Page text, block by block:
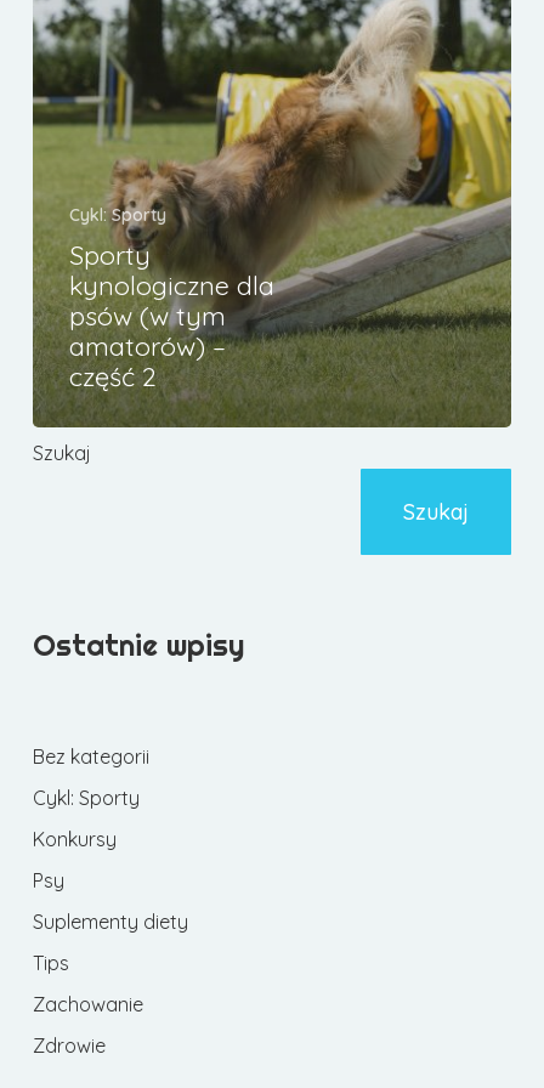
Brak produktów w koszyku.
Go To Shop
tym
amatorów)
–
część
2
Cykl: Sporty
Sporty
kynologiczne dla
psów (w tym
amatorów) –
część 2
Szukaj
Szukaj
Ostatnie wpisy
Bez kategorii
Cykl: Sporty
Konkursy
Psy
Suplementy diety
Tips
Zachowanie
Zdrowie